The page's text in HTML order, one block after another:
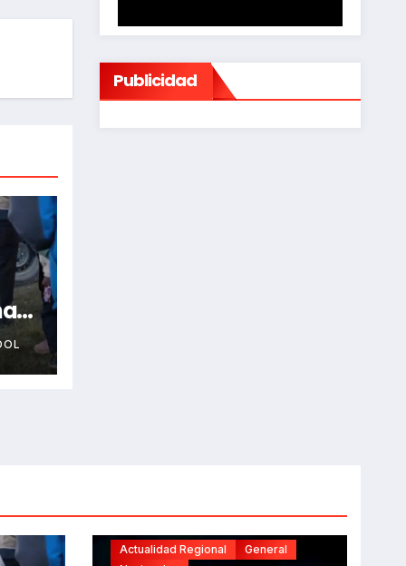
Publicidad
Actualidad Regional
General